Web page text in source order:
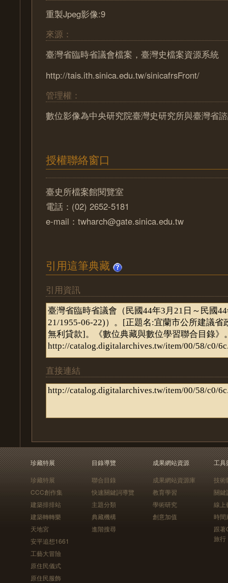
重製Jpeg影像:9
來源：
臺灣省臨時省議會檔案，臺灣史檔案資源系統
http://tais.ith.sinica.edu.tw/sinicafrsFront/
管理權：
數位影像為中央研究院臺灣史研究所與臺灣省
授權聯絡窗口
臺史所檔案館閱覽室
電話：(02) 2652-5181
e-mail：twharch@gate.sinica.edu.tw
引用這筆典藏
引用資訊
直接連結
珍藏特展
珍藏特展
CCC創作集
建築排排站
建築轉轉樂
天地宮
安平追想1661
工藝大冒險
原住民儀式
原住民服飾
目錄導覽
聯合目錄
快速關鍵詞導覽
主題分類
典藏機構
進階搜尋
成果網站資源
成果網站資源庫
教育學習
學術研究
創意加值
工具
技術
關鍵
線上
時間
跟
旅行